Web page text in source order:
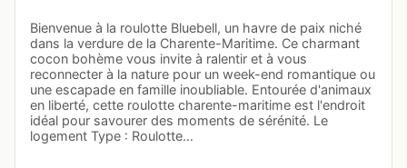
Bienvenue à la roulotte Bluebell, un havre de paix niché
dans la verdure de la Charente-Maritime. Ce charmant
cocon bohème vous invite à ralentir et à vous
reconnecter à la nature pour un week-end romantique ou
une escapade en famille inoubliable. Entourée d'animaux
en liberté, cette roulotte charente-maritime est l'endroit
idéal pour savourer des moments de sérénité. Le
logement Type : Roulotte…